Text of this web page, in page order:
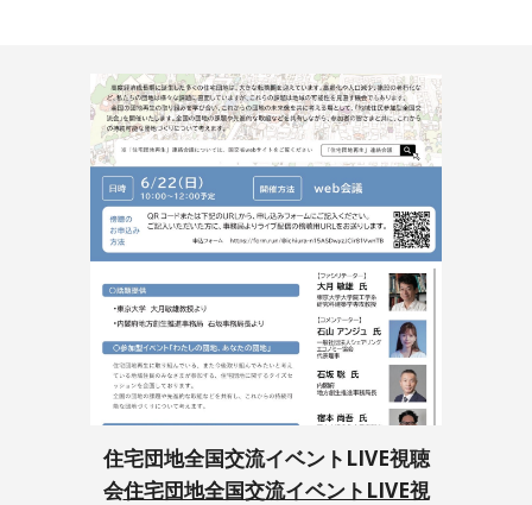
住宅団地全国交流イベントLIVE視聴
会住宅団地全国交流イベントLIVE視